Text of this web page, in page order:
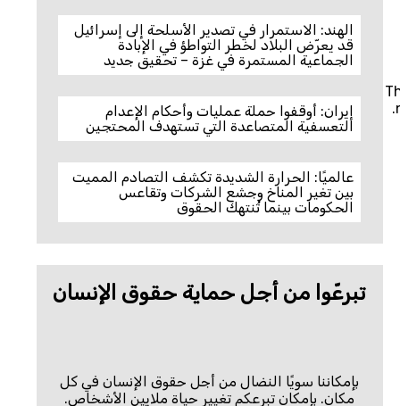
الهند: الاستمرار في تصدير الأسلحة إلى إسرائيل
قد يعرّض البلاد لخطر التواطؤ في الإبادة
الجماعية المستمرة في غزة – تحقيق جديد
إيران: أوقفوا حملة عمليات وأحكام الإعدام
التعسفية المتصاعدة التي تستهدف المحتجين
عالميًا: الحرارة الشديدة تكشف التصادم المميت
بين تغير المناخ وجشع الشركات وتقاعس
الحكومات بينما تُنتهك الحقوق
تبرعّوا من أجل حماية حقوق الإنسان
بإمكاننا سويًا النضال من أجل حقوق الإنسان في كل
مكان. بإمكان تبرعكم تغيير حياة ملايين الأشخاص.